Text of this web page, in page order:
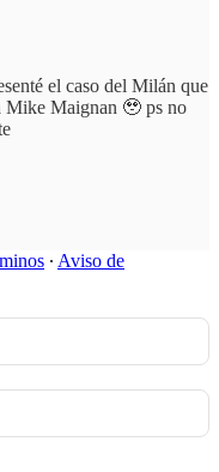
el caso del Milán que
Maignan 🥹 ps no
∙ Aviso de